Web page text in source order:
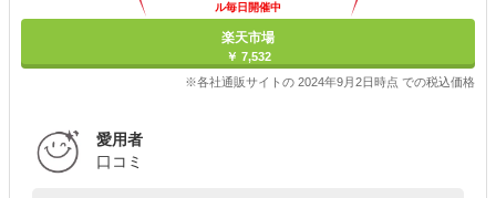
ル毎日開催中
楽天市場
￥ 7,532
※各社通販サイトの 2024年9月2日時点 での税込価格
愛用者
口コミ